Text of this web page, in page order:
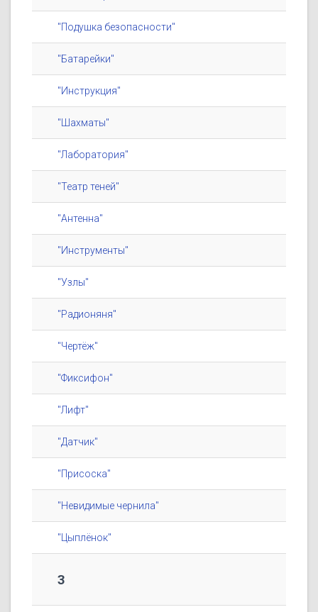
"Подушка безопасности"
"Батарейки"
"Инструкция"
"Шахматы"
"Лаборатория"
"Театр теней"
"Антенна"
"Инструменты"
"Узлы"
"Радионяня"
"Чертёж"
"Фиксифон"
"Лифт"
"Датчик"
"Присоска"
"Невидимые чернила"
"Цыплёнок"
3